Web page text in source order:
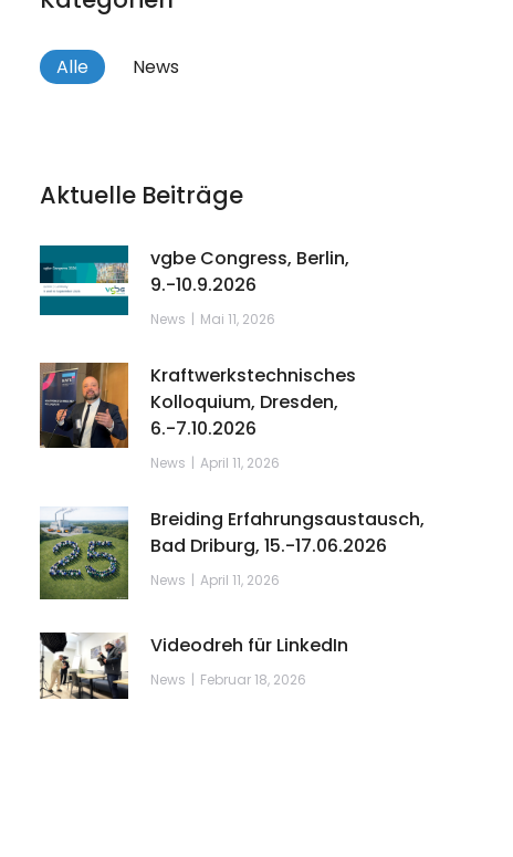
Alle News
Aktuelle Beiträge
vgbe Congress, Berlin,
9.-10.9.2026
News Mai 11, 2026
Kraftwerkstechnisches
Kolloquium, Dresden,
6.-7.10.2026
News April 11, 2026
Breiding Erfahrungsaustausch,
Bad Driburg, 15.-17.06.2026
News April 11, 2026
Videodreh für LinkedIn
News Februar 18, 2026